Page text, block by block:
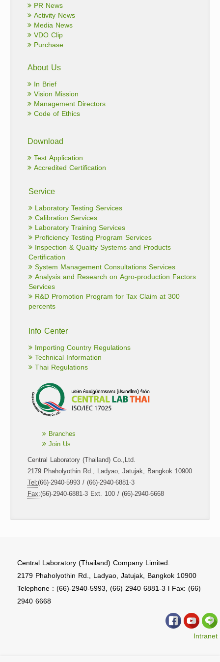
PR News
Activity News
Media News
VDO Clip
Purchase
About Us
In Brief
Vision Mission
Management Directors
Code of Ethics
Download
Test Application
Accredited Certification
Service
Laboratory Testing Services
Calibration Services
Laboratory Training Services
Proficiency Testing Program Services
Inspection & Quality Systems and Products
Certification
System Management Consultations Services
Analysis and Research on Agro-production Factors
Services
R&D Promotion Program for Tax Claim at 300
percents
Info Center
Importing Country Regulations
Technical Information
Thai Regulations
Branches
Join Us
Central Laboratory (Thailand) Co.,Ltd.
2179 Phaholyothin Rd., Ladyao, Jatujak, Bangkok 10900
Tel:(66)-2940-5993 / (66)-2940-6881-3
Fax:(66)-2940-6881-3 Ext. 100 / (66)-2940-6668
Central Laboratory (Thailand) Company Limited.
2179 Phaholyothin Rd., Ladyao, Jatujak, Bangkok 10900
Telephone : (66)-2940-5993, (66) 2940 6881-3 l Fax: (66)
2940 6668
Intranet